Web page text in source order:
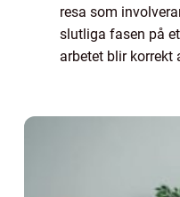
resa som
slutliga fasen på
arbetet blir